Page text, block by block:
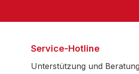
Service-Hotline
Unterstützung und